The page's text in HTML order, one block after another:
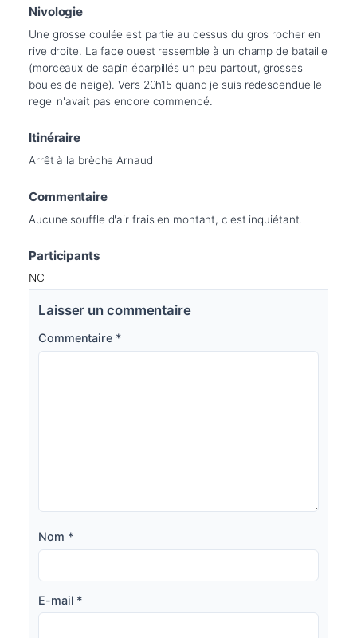
Nivologie
Une grosse coulée est partie au dessus du gros rocher en
rive droite. La face ouest ressemble à un champ de bataille
(morceaux de sapin éparpillés un peu partout, grosses
boules de neige). Vers 20h15 quand je suis redescendue le
regel n'avait pas encore commencé.
Itinéraire
Arrêt à la brèche Arnaud
Commentaire
Aucune souffle d'air frais en montant, c'est inquiétant.
Participants
NC
Laisser un commentaire
Commentaire *
Nom *
E-mail *